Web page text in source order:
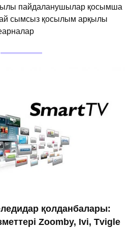
пайдаланушылар қосымша
сымсыз қосылым арқылы
қолданбалары:
Zoomby, Ivi, Tvigle